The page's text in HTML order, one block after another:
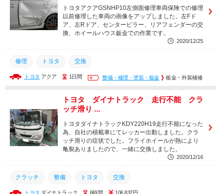
トヨタアクアGSNHP10左側面修理車両保険での修理
以前修理した車両の画像をアップしました。左Fド
ア、左Rドア、センターピラー、リアフェンダーの交
換、ホイールハウス鈑金での作業です。
2020/12/25
修理 トヨタ 交換
トヨタ アクア 1日間 整備・修理・塗装・板金 板金・外装補修
トヨタ ダイナトラック 走行不能 クラ
ッチ滑り ...
トヨタダイナトラックKDY220H19走行不能になった
為、自社の積載車にてレッカー出動しました。クラ
ッチ滑りの症状でした。フライホイールが熱により
亀裂ありましたので、一緒に交換しました。
2020/12/16
クラッチ 整備 トヨタ 交換
トヨタ ダイナトラック 6時間 106,832円